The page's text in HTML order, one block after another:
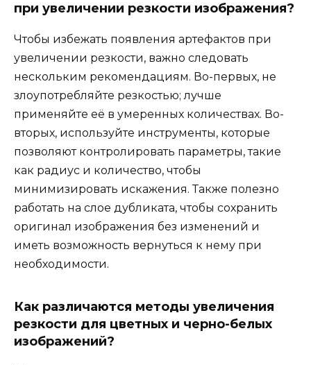
при увеличении резкости изображения?
Чтобы избежать появления артефактов при
увеличении резкости, важно следовать
нескольким рекомендациям. Во-первых, не
злоупотребляйте резкостью; лучше
применяйте её в умеренных количествах. Во-
вторых, используйте инструменты, которые
позволяют контролировать параметры, такие
как радиус и количество, чтобы
минимизировать искажения. Также полезно
работать на слое дубликата, чтобы сохранить
оригинал изображения без изменений и
иметь возможность вернуться к нему при
необходимости.
Как различаются методы увеличения
резкости для цветных и черно-белых
изображений?